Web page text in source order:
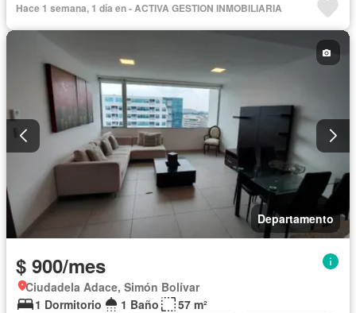
Hace 1 semana, 1 día en - ACTIVA GESTION INMOBILIARIA
Departamento
$ 900/mes
Ciudadela Adace, Simón Bolívar
1 Dormitorio
1 Baño
57 m²